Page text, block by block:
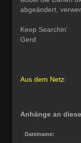
abgeändert,
Keep Searchin'
Gerd
Aus dem Netz:
Anhänge an
Dateiname: